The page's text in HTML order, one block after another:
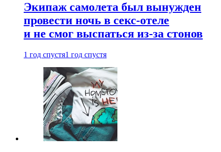
Экипаж самолета был вынужден
провести ночь в секс-отеле
и не смог выспаться из-за стонов
1 год спустя1 год спустя